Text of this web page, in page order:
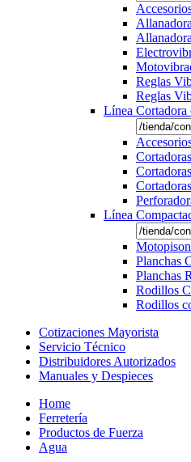
Reglas
Reglas
Línea
Línea
Planchas
Planchas
Rodillos
Rodillos
Cotizaciones Mayorista
Servicio Técnico
Distribuidores Autorizados
Manuales y Despieces
Home
Ferretería
Productos de Fuerza
Agua